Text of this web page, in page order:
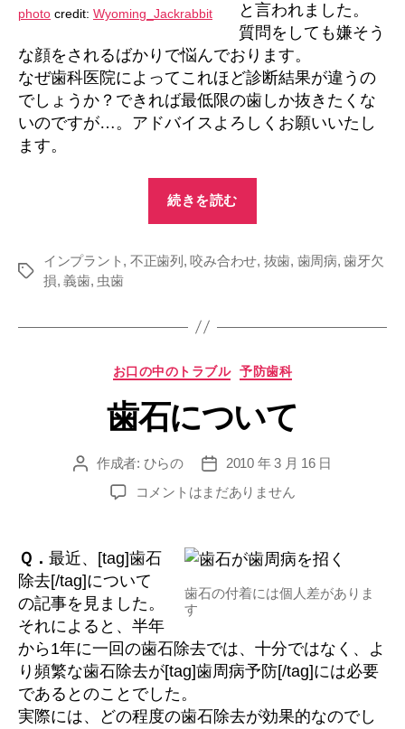
へ
photo credit: Wyoming_Jackrabbit
と言われました。
質問をしても嫌そう
な顔をされるばかりで悩んでおります。
なぜ歯科医院によってこれほど診断結果が違うの
でしょうか？できれば最低限の歯しか抜きたくな
いのですが…。アドバイスよろしくお願いいたし
ます。
続きを読む
科
っ
て
療
法
全
違
の
か？”
タ
インプラント , 不正歯列 ,咬み合わせ, 抜歯, 歯周病,歯牙欠
損,義歯, 虫歯
カ
ゴ
リ
お口の中のトラブル 予防歯科
歯石について
投 作成者: ひらの
投
稿
日
2010 年 3 月 16 日
歯
つ
い
て
へ
の
コメントはまだありません
歯石の付着には個人差がありま
す
Ｑ． 最近、[tag]歯石
除去[/tag]について
の記事を見ました。
それによると、半年
から1年に一回の歯石除去では、十分ではなく、よ
り頻繁な歯石除去が[tag]歯周病予防[/tag]には必要
であるとのことでした。
実際には、どの程度の歯石除去が効果的なのでし